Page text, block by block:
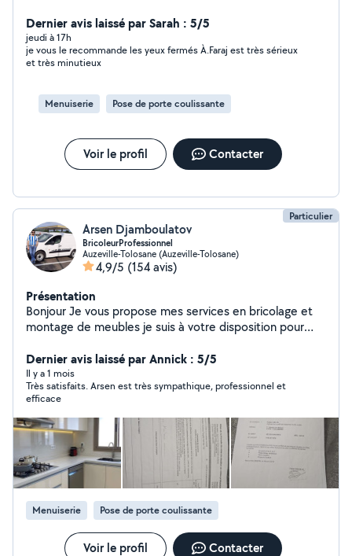
d'exécution, garantie sans défaut.
Dernier avis laissé par Sarah : 5/5
jeudi à 17h
je vous le recommande les yeux fermés À.Faraj est très sérieux
et très minutieux
Menuiserie Pose de porte coulissante
Voir le profil Contacter
Particulier
Arsen Djamboulatov
BricoleurProfessionnel
Auzeville-Tolosane (Auzeville-Tolosane)
4,9/5 (154 avis)
Présentation
Bonjour Je vous propose mes services en bricolage et
montage de meubles je suis à votre disposition pour
meubles (canapé, armoire, table, commode, lit,
équipements de cuisine...) -fixation de TV murale, -
Découpe plan de travail, installation plaque de cuisson,
évier et hotte -Mise en place de barres de rideaux, pare
baignoire -Branchement four, lave-vaisselle, machine à
laver, plaque de cuisson, Et AUSSI DE LA PEINTURE
MURS ET PORTES INTÉRIEURES EXTÉRIEURES N'hésitez
pas à me contacter pour les tarifs .......Veuillez écrire
uniquement au point.+.-Pose plaque placo mur -Pose
professionnel de carrelage sur sol et murnettoyage de
canapé
Dernier avis laissé par Annick : 5/5
Il y a 1 mois
Très satisfaits. Arsen est très sympathique, professionnel et
efficace
Menuiserie Pose de porte coulissante
Voir le profil Contacter